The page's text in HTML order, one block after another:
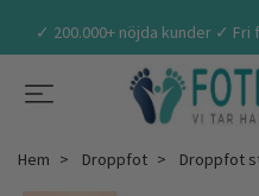
✓ 200.000+ nöjda kunder ✓
Hem Droppfot Droppfot